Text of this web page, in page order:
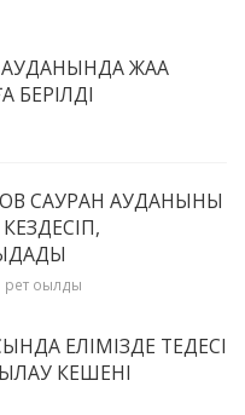
ЖАҢА
БЕРІЛДІ
САУРАН АУДАНЫНЫҢ
рет оқылды
ЕЛІМІЗДЕ ТЕҢДЕСІ
КЕШЕНІ